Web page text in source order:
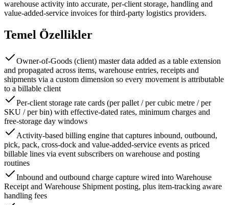
warehouse activity into accurate, per-client storage, handling and
value-added-service invoices for third-party logistics providers.
Temel Özellikler
Owner-of-Goods (client) master data added as a table extension
and propagated across items, warehouse entries, receipts and
shipments via a custom dimension so every movement is attributable
to a billable client
Per-client storage rate cards (per pallet / per cubic metre / per
SKU / per bin) with effective-dated rates, minimum charges and
free-storage day windows
Activity-based billing engine that captures inbound, outbound,
pick, pack, cross-dock and value-added-service events as priced
billable lines via event subscribers on warehouse and posting
routines
Inbound and outbound charge capture wired into Warehouse
Receipt and Warehouse Shipment posting, plus item-tracking aware
handling fees